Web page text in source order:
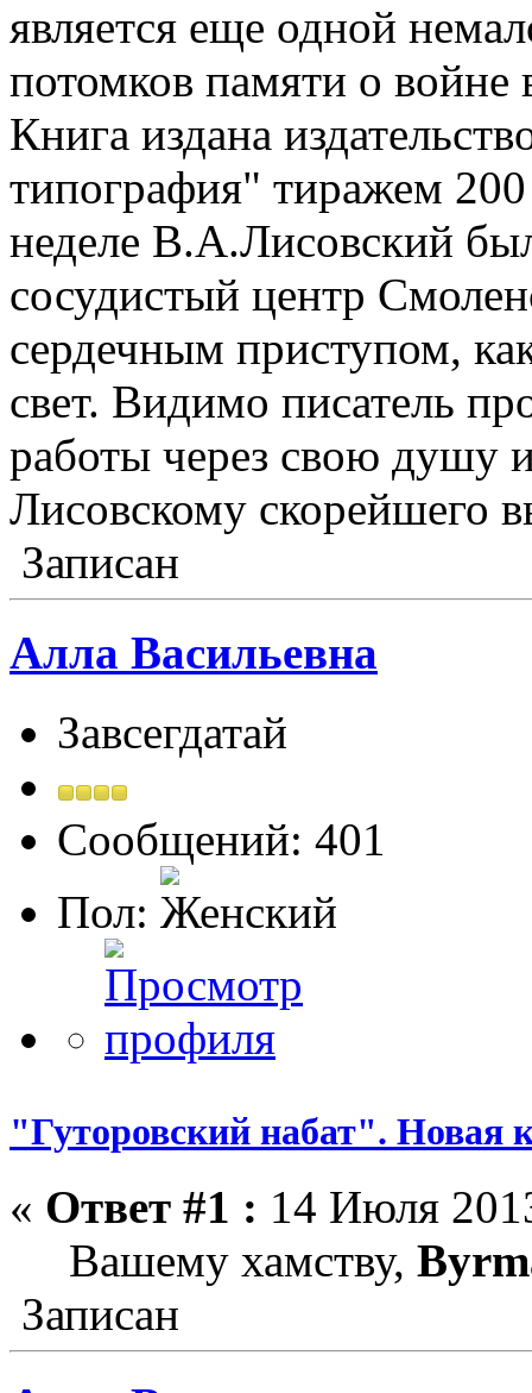
является еще одной
потомков памяти о войне
Книга издана
типография" тиражем
неделе В.А.Лисовский
сосудистый центр
сердечным приступом,
свет. Видимо писатель
работы через свою душу
Лисовскому скорейшего
Записан
Алла Васильевна
Завсегдатай
Сообщений: 401
Пол:
"Гуторовский набат". Новая
« Ответ #1 : 14 Июля
Вашему хамству,
Записан